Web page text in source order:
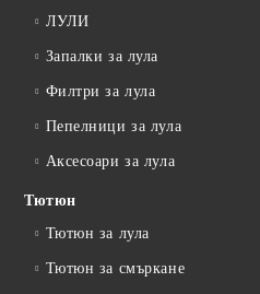
ЛУЛИ
Запалки за лула
Филтри за лула
Пепелници за лула
Аксесоари за лула
Тютюн
Тютюн за лула
Тютюн за смъркане